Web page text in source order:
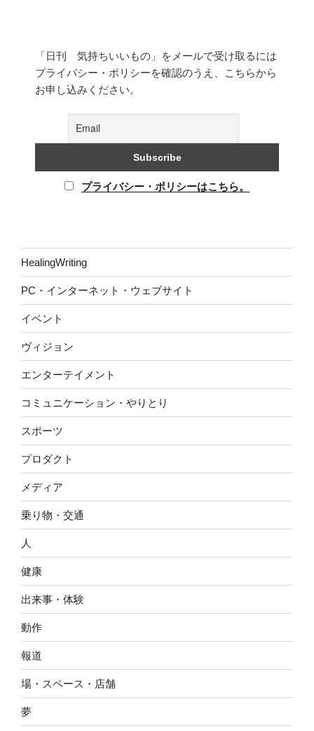
「日刊 気持ちいいもの」をメールで受け取るには
プライバシー・ポリシーを確認のうえ、こちらから
お申し込みください。
プライバシー・ポリシーはこちら。
HealingWriting
PC・インターネット・ウェブサイト
イベント
ヴィジョン
エンターテイメント
コミュニケーション・やりとり
スポーツ
プロダクト
メディア
乗り物・交通
人
健康
出来事・体験
動作
報道
場・スペース・店舗
夢